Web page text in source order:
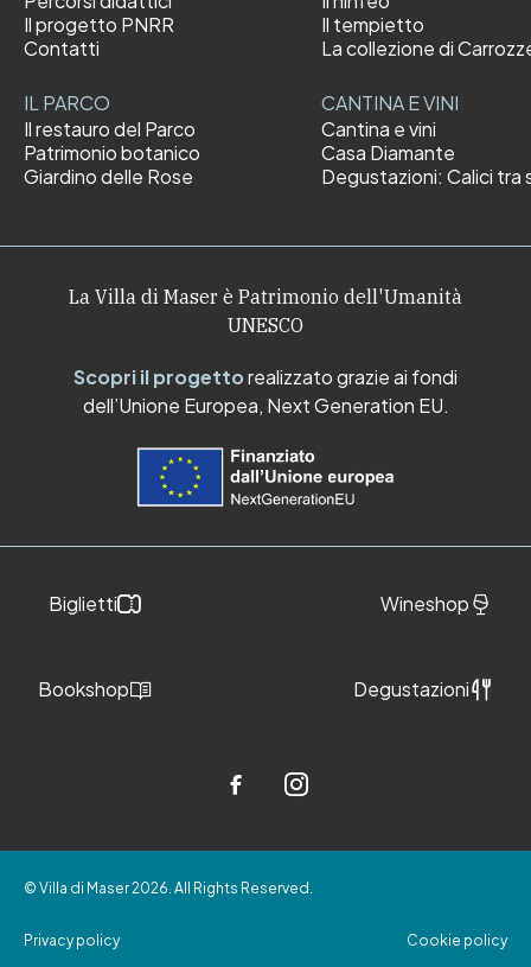
Il progetto PNRR
Contatti
Il tempietto
La collezione di
IL PARCO
Il restauro del Parco
Patrimonio botanico
Giardino delle Rose
CANTINA E VINI
Cantina e vini
Casa Diamante
Degustazioni: Calici tra
La Villa di Maser è Patrimonio dell'Umanità
UNESCO
Scopri il progettorealizzato grazie ai fondi
dell’Unione Europea, Next Generation EU.
Biglietti Wineshop
Bookshop Degustazioni
© Villa di Maser 2026. All Rights Reserved.
Privacy policy Cookie policy